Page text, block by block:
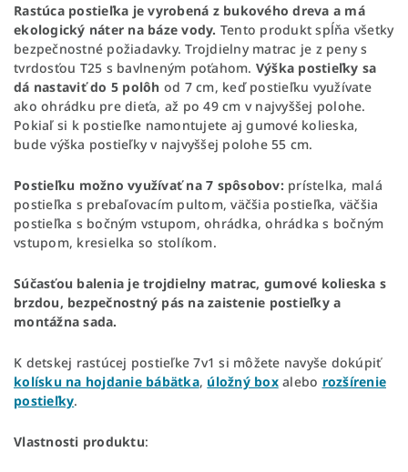
Rastúca postieľka je vyrobená z bukového dreva a má
ekologický náter na báze vody. Tento produkt spĺňa všetky
bezpečnostné požiadavky. Trojdielny matrac je z peny s
tvrdosťou T25 s bavlneným poťahom. Výška postieľky sa
dá nastaviť do 5 polôh od 7 cm, keď postieľku využívate
ako ohrádku pre dieťa, až po 49 cm v najvyššej polohe.
Pokiaľ si k postieľke namontujete aj gumové kolieska,
bude výška postieľky v najvyššej polohe 55 cm.
Postieľku možno využívať na 7 spôsobov:prístelka, malá
postieľka s prebaľovacím pultom, väčšia postieľka, väčšia
postieľka s bočným vstupom, ohrádka, ohrádka s bočným
vstupom, kresielka so stolíkom.
Súčasťou balenia je trojdielny matrac, gumové kolieska s
brzdou, bezpečnostný pás na zaistenie postieľky a
montážna sada.
K detskej rastúcej postieľke 7v1 si môžete navyše dokúpiť
kolísku na hojdanie bábätka, úložný boxalebo rozšírenie
postieľky.
Vlastnosti produktu: